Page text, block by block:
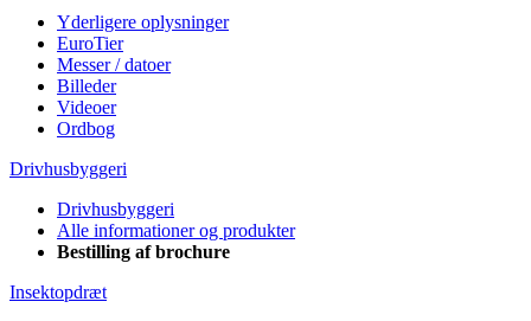
Yderligere oplysninger
EuroTier
Messer / datoer
Billeder
Videoer
Ordbog
Drivhusbyggeri
Drivhusbyggeri
Alle informationer og produkter
Bestilling af brochure
Insektopdræt